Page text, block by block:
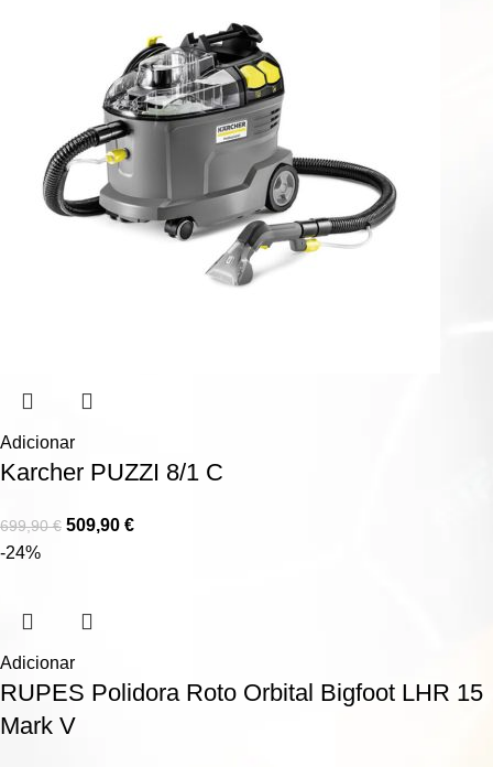
Adicionar
Karcher PUZZI 8/1 C
699,90€ 509,90 €
-24%
Adicionar
RUPES Polidora Roto Orbital Bigfoot LHR 15
Mark V